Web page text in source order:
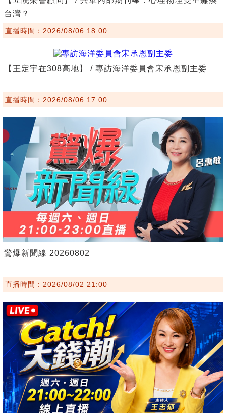
台灣？
直播時間：2026/08/06 18:00
【王定宇在308高地】 / 專訪海洋委員會宋承恩副主委
直播時間：2026/08/06 17:00
驚爆新聞線 20260802
直播時間：2026/08/02 21:00